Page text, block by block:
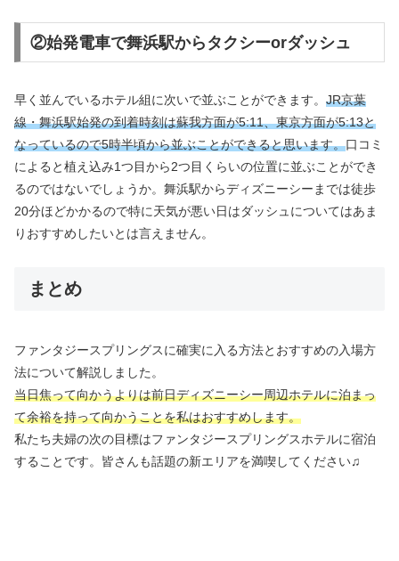
②始発電車で舞浜駅からタクシーorダッシュ
早く並んでいるホテル組に次いで並ぶことができます。 JR京葉
線・舞浜駅始発の到着時刻は蘇我方面が5:11、東京方面が5:13と
なっているので5時半頃から並ぶことができると思います。口コミ
によると植え込み1つ目から2つ目くらいの位置に並ぶことができ
るのではないでしょうか。舞浜駅からディズニーシーまでは徒歩
20分ほどかかるので特に天気が悪い日はダッシュについてはあま
りおすすめしたいとは言えません。
まとめ
ファンタジースプリングスに確実に入る方法とおすすめの入場方
法について解説しました。
当日焦って向かうよりは前日ディズニーシー周辺ホテルに泊まっ
て余裕を持って向かうことを私はおすすめします。
私たち夫婦の次の目標はファンタジースプリングスホテルに宿泊
することです。皆さんも話題の新エリアを満喫してください♫